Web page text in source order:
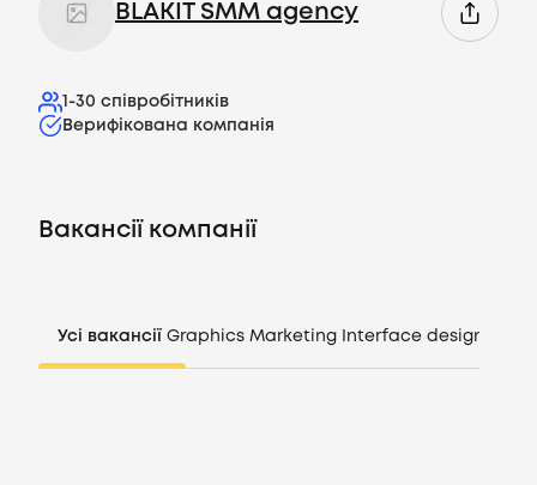
Компанії
BLAKIT SMM agency
1-30 співробітників
Верифікована компанія
Вакансії компанії
Усі вакансії Graphics Marketing Interface design